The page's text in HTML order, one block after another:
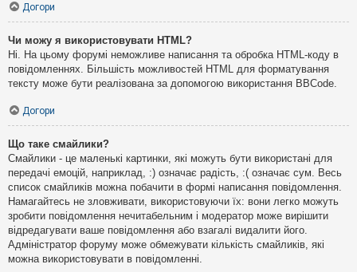
Догори
Чи можу я використовувати HTML?
Ні. На цьому форумі неможливе написання та обробка HTML-коду в
повідомленнях. Більшість можливостей HTML для форматування
тексту може бути реалізована за допомогою використання BBCode.
Догори
Що таке смайлики?
Смайлики - це маленькі картинки, які можуть бути використані для
передачі емоцій, наприклад, :) означає радість, :( означає сум. Весь
список смайликів можна побачити в формі написання повідомлення.
Намагайтесь не зловживати, використовуючи їх: вони легко можуть
зробити повідомлення нечитабельним і модератор може вирішити
відредагувати ваше повідомлення або взагалі видалити його.
Адміністратор форуму може обмежувати кількість смайликів, які
можна використовувати в повідомленні.